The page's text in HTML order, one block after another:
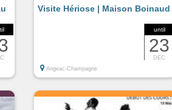
until
23
DEC
Visite Hériose | Maison Boinaud
Angeac-Champagne